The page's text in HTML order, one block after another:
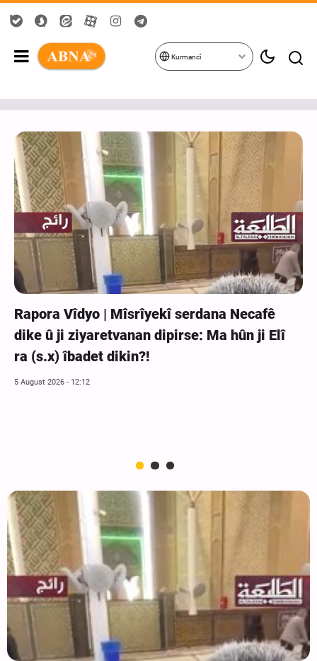
Kurmancî
Rapora Vîdyo | Mîsrîyekî serdana Necafê
dike û ji ziyaretvanan dipirse: Ma hûn ji Elî
ra (s.x) îbadet dikin?!
5 August 2026 - 12:12